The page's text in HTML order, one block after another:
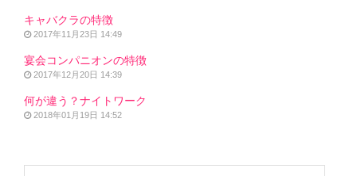
キャバクラの特徴
2017年11月23日 14:49
宴会コンパニオンの特徴
2017年12月20日 14:39
何が違う？ナイトワーク
2018年01月19日 14:52